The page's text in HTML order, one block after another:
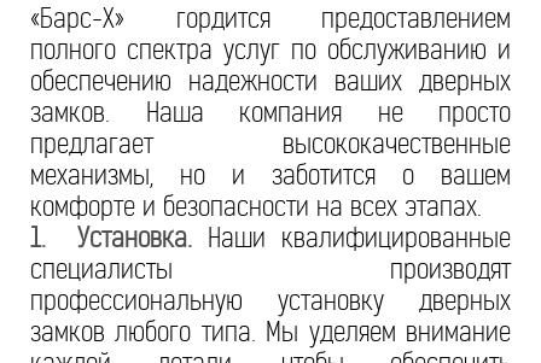
«Барс-Х» гордится предоставлением
полного спектра услуг по обслуживанию и
обеспечению надежности ваших дверных
замков. Наша компания не просто
предлагает высококачественные
механизмы, но и заботится о вашем
комфорте и безопасности на всех этапах.
1. Установка. Наши квалифицированные
специалисты производят
профессиональную установку дверных
замков любого типа. Мы уделяем внимание